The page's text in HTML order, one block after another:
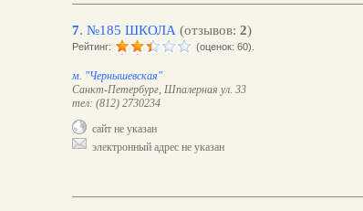
7. №185 ШКОЛА (отзывов: 2)
Рейтинг: (оценок: 60).
м. "Чернышевская"
Санкт-Петербург, Шпалерная ул. 33
тел: (812) 2730234
сайт не указан
электронный адрес не указан